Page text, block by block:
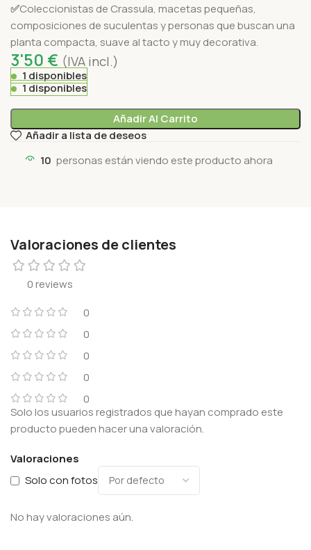
✅Coleccionistas de Crassula, macetas pequeñas,
composiciones de suculentas y personas que buscan una
planta compacta, suave al tacto y muy decorativa.
3'50 € (IVA incl.)
1 disponibles
1 disponibles
Añadir Al Carrito
Añadir a lista de deseos
10 personas están viendo este producto ahora
Valoraciones de clientes
0 reviews
0
0
0
0
0
Valoraciones
Solo con fotos
No hay valoraciones aún.
Solo los usuarios registrados que hayan comprado este
producto pueden hacer una valoración.